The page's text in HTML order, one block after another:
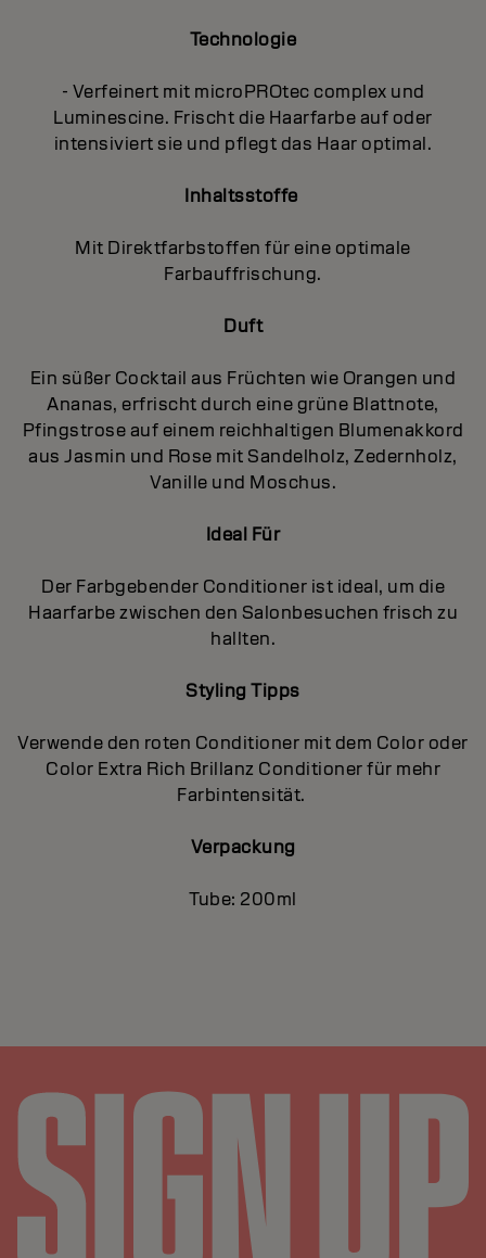
Technologie
- Verfeinert mit microPROtec complex und
Luminescine. Frischt die Haarfarbe auf oder
intensiviert sie und pflegt das Haar optimal.
Inhaltsstoffe
Mit Direktfarbstoffen für eine optimale
Farbauffrischung.
Duft
Ein süßer Cocktail aus Früchten wie Orangen und
Ananas, erfrischt durch eine grüne Blattnote,
Pfingstrose auf einem reichhaltigen Blumenakkord
aus Jasmin und Rose mit Sandelholz, Zedernholz,
Vanille und Moschus.
Ideal Für
Der Farbgebender Conditioner ist ideal, um die
Haarfarbe zwischen den Salonbesuchen frisch zu
hallten.
Styling Tipps
Verwende den roten Conditioner mit dem Color oder
Color Extra Rich Brillanz Conditioner für mehr
Farbintensität.
Verpackung
Tube: 200ml